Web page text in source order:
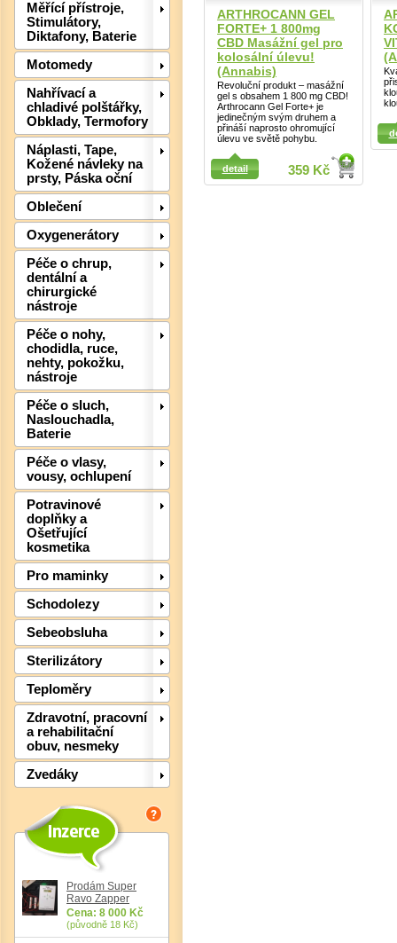
Měřící přístroje,
Stimulátory,
Diktafony, Baterie
Motomedy
Nahřívací a
chladivé polštářky,
Obklady, Termofory
Náplasti, Tape,
Kožené návleky na
prsty, Páska oční
Oblečení
Oxygenerátory
Péče o chrup,
dentální a
chirurgické
nástroje
Péče o nohy,
chodidla, ruce,
nehty, pokožku,
nástroje
Péče o sluch,
Naslouchadla,
Baterie
Péče o vlasy,
vousy, ochlupení
Potravinové
doplňky a
Ošetřující
kosmetika
Pro maminky
Schodolezy
Sebeobsluha
Sterilizátory
Teploměry
Zdravotní, pracovní
a rehabilitační
obuv, nesmeky
Zvedáky
Prodám Super
Ravo Zapper
Cena: 8 000 Kč
(původně 18 Kč)
ARTHROCANN GEL
FORTE+ 1 800mg
CBD Masážní gel pro
kolosální úlevu!
(Annabis)
Revoluční produkt – masážní
gel s obsahem 1 800 mg CBD!
Arthrocann Gel Forte+ je
jedinečným svým druhem a
přináší naprosto ohromující
úlevu ve světě pohybu.
359 Kč
detail
Detail